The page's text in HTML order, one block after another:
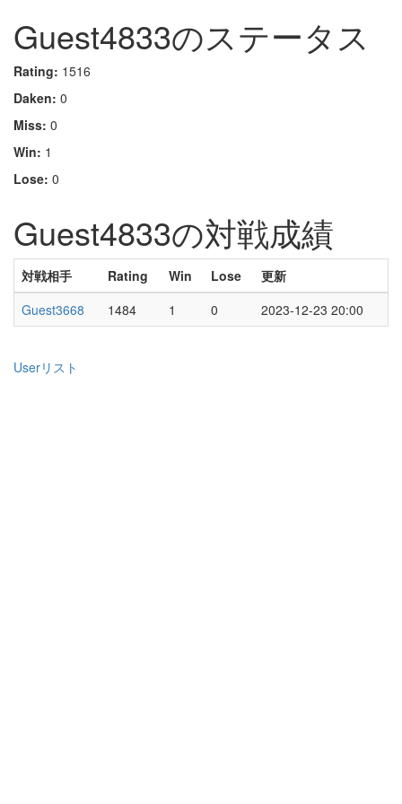
Guest4833のステータス
Rating: 1516
Daken: 0
Miss: 0
Win: 1
Lose: 0
Guest4833の対戦成績
対戦相手 Rating Win Lose
更新
Guest3668
1484 1 0 2023-12-23 20:00
Userリスト